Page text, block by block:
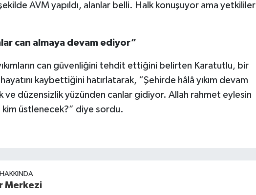
AVM yapıldı, alanlar belli. Halk konuşuyor ama yetkililer
can almaya devam ediyor”
can güvenliğini tehdit ettiğini belirten Karatutlu, bir
kaybettiğini hatırlatarak, “Şehirde hâlâ yıkım devam
ve düzensizlik yüzünden canlar gidiyor. Allah rahmet eylesin
kim üstlenecek?” diye sordu.
Merkezi